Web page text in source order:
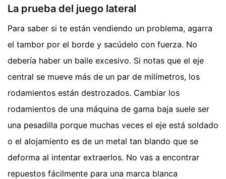
La prueba del juego lateral
Para saber si te están vendiendo un problema, agarra
el tambor por el borde y sacúdelo con fuerza. No
debería haber un baile excesivo. Si notas que el eje
central se mueve más de un par de milímetros, los
rodamientos están destrozados. Cambiar los
rodamientos de una máquina de gama baja suele ser
una pesadilla porque muchas veces el eje está soldado
o el alojamiento es de un metal tan blando que se
deforma al intentar extraerlos. No vas a encontrar
repuestos fácilmente para una marca blanca